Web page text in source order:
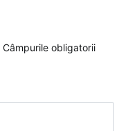
Câmpurile obligatorii